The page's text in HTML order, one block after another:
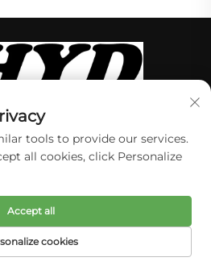
largă de echipamente
la Tianhui Sports. Servind
lume, ne specializăm în
produse pentru copii
cu noi pentru produse
excepțional.
tools to provide our services.
all cookies, click Personalize
cookies
Accept all